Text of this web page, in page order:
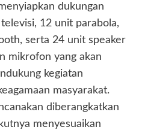
dukungan
12 unit parabola,
serta 24 unit speaker
mikrofon yang akan
kegiatan
masyarakat.
diberangkatkan
menyesuaikan